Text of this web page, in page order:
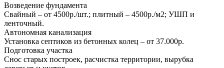
Возведение фундамента
Свайный – от 4500р./шт.; плитный – 4500р./м2; УШП и
ленточный.
Автономная канализация
Установка септиков из бетонных колец – от 37.000р.
Подготовка участка
Снос старых построек, расчистка территории, вырубка